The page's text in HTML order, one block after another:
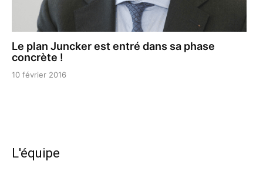
Le plan Juncker est entré dans sa phase
concrète !
10 février 2016
L'équipe